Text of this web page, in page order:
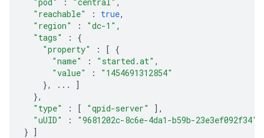
"reachable"
: true,
"region"
: "dc-1" ,
"tags"
:
{
"property"
: [ {
"name"
: "started.at" ,
"value"
:
"1454691312854"
},
...
]
},
"type"
: [ "qpid-server"
],
"uUID"
:
"9681202c-8c6e-4da1-b59b-23e3ef092f34"
} ]